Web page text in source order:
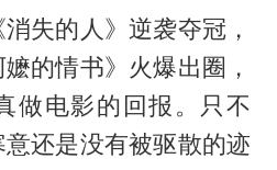
失的人》逆袭夺冠，
的情书》火爆出圈，
做电影的回报。只不
还是没有被驱散的迹